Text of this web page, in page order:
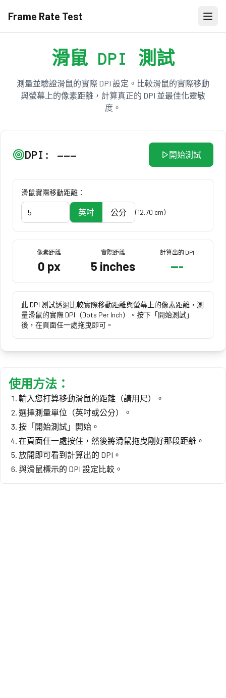
Frame Rate Test
滑鼠 DPI 測試
測量並驗證滑鼠的實際 DPI 設定。比較滑鼠的實際移動
與螢幕上的像素距離，計算真正的 DPI 並最佳化靈敏
度。
DPI: --- 開始測試
滑鼠實際移動距離：
英吋 公分 (12.70 cm)
像素距離
0 px
實際距離
5 inches
計算出的 DPI
---
此 DPI 測試透過比較實際移動距離與螢幕上的像素距離，測
量滑鼠的實際 DPI（Dots Per Inch）。按下「開始測試」
後，在頁面任一處拖曳即可。
使用方法：
輸入您打算移動滑鼠的距離（請用尺）。
選擇測量單位（英吋或公分）。
按「開始測試」開始。
在頁面任一處按住，然後將滑鼠拖曳剛好那段距離。
放開即可看到計算出的 DPI。
與滑鼠標示的 DPI 設定比較。